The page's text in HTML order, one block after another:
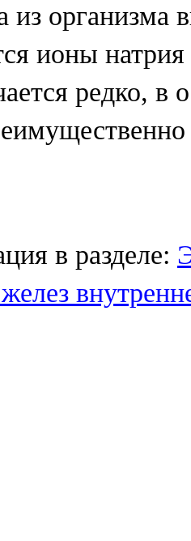
из организма
ионы
редко, в
в разделе: